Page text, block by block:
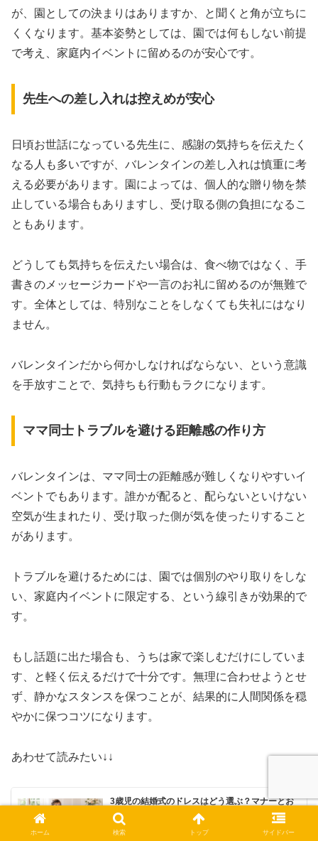
が、園としての決まりはありますか、と聞くと角が立ちに
くくなります。基本姿勢としては、園では何もしない前提
で考え、家庭内イベントに留めるのが安心です。
先生への差し入れは控えめが安心
日頃お世話になっている先生に、感謝の気持ちを伝えたく
なる人も多いですが、バレンタインの差し入れは慎重に考
える必要があります。園によっては、個人的な贈り物を禁
止している場合もありますし、受け取る側の負担になるこ
ともあります。
どうしても気持ちを伝えたい場合は、食べ物ではなく、手
書きのメッセージカードや一言のお礼に留めるのが無難で
す。全体としては、特別なことをしなくても失礼にはなり
ません。
バレンタインだから何かしなければならない、という意識
を手放すことで、気持ちも行動もラクになります。
ママ同士トラブルを避ける距離感の作り方
バレンタインは、ママ同士の距離感が難しくなりやすいイ
ベントでもあります。誰かが配ると、配らないといけない
空気が生まれたり、受け取った側が気を使ったりすること
があります。
トラブルを避けるためには、園では個別のやり取りをしな
い、家庭内イベントに限定する、という線引きが効果的で
す。
もし話題に出た場合も、うちは家で楽しむだけにしていま
す、と軽く伝えるだけで十分です。無理に合わせようとせ
ず、静かなスタンスを保つことが、結果的に人間関係を穏
やかに保つコツになります。
あわせて読みたい↓↓
3歳児の結婚式のドレスはどう選ぶ？マナーとお
すすめ商品をやさしく解説
3歳児の結婚式ドレスの選び方を、色のマナー、サイズ、素
材、小物、持ち物、おすすめ商品まで育児目線でわかりや
すく解説します。
ホーム 検索 トップ サイドバー